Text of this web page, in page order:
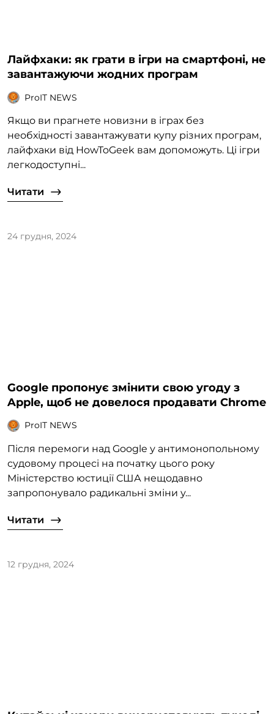
Лайфхаки: як грати в ігри на смартфоні, не
завантажуючи жодних програм
ProIT NEWS
Якщо ви прагнете новизни в іграх без
необхідності завантажувати купу різних програм,
лайфхаки від HowToGeek вам допоможуть. Ці ігри
легкодоступні...
Читати
24 грудня, 2024
Google пропонує змінити свою угоду з
Apple, щоб не довелося продавати Chrome
ProIT NEWS
Після перемоги над Google у антимонопольному
судовому процесі на початку цього року
Міністерство юстиції США нещодавно
запропонувало радикальні зміни у...
Читати
12 грудня, 2024